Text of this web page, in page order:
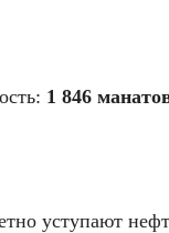
1 846
уступают